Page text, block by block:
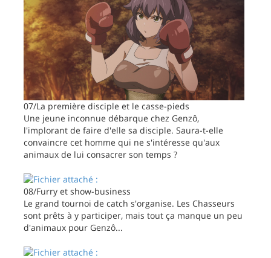
07/La première disciple et le casse-pieds
Une jeune inconnue débarque chez Genzô,
l'implorant de faire d'elle sa disciple. Saura-t-elle
convaincre cet homme qui ne s'intéresse qu'aux
animaux de lui consacrer son temps ?
08/Furry et show-business
Le grand tournoi de catch s'organise. Les Chasseurs
sont prêts à y participer, mais tout ça manque un peu
d'animaux pour Genzô...